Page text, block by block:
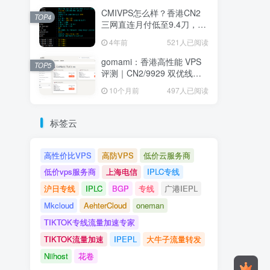
CMIVPS怎么样？香港CN2
三网直连月付低至9.4刀，堪
4年前 521人已阅读
TOP4
gomami：香港高性能 VPS
评测｜CN2/9929 双优线
节点全面解析
10个月前 497人已阅读
TOP5
标签云
高性价比VPS 高防VPS
低价云服务商
低价vps服务商
上海电信
IPLC专线
沪日专线
IPLC BGP 专线
广港IEPL
Mkcloud
AehterCloud
oneman
TIKTOK专线流量加速专家
TIKTOK流量加速
IPEPL
大牛子流量转发
Niihost
花卷